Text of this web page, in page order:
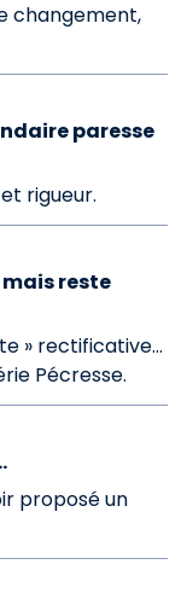
changement,
paresse
rigueur.
reste
» rectificative…
Pécresse.
proposé un